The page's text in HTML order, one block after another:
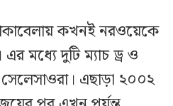
কখনই নরওয়েকে
এর মধ্যে দুটি ম্যাচ ড্র ও
এছাড়া ২০০২